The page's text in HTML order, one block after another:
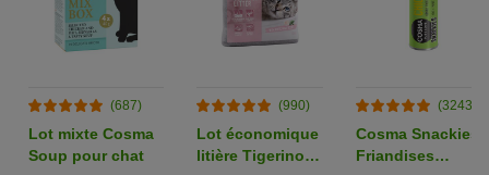
(687)
Lot mixte Cosma
Soup pour chat
(990)
Lot économique
litière Tigerino
(3243)
Cosma Snackies
Friandises